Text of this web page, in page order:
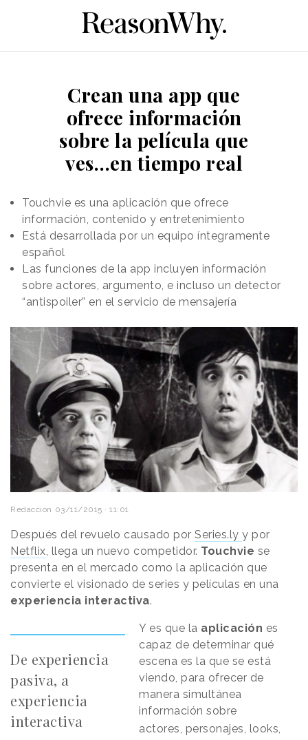
Crean una app que
ofrece información
sobre la película que
ves…en tiempo real
Touchvie es una aplicación que ofrece
información, contenido y entretenimiento
Está desarrollada por un equipo íntegramente
español
Las funciones de la app incluyen información
sobre actores, argumento, e incluso un detector
“antispoiler” en el servicio de mensajería
Redacción 03/11/2015 · 11:01
Después del revuelo causado por Series.ly y por
Netflix, llega un nuevo competidor. Touchvie se
presenta en el mercado como la aplicación que
convierte el visionado de series y películas en una
experiencia interactiva.
De experiencia
pasiva, a
experiencia
interactiva
Y es que la aplicación es
capaz de determinar qué
escena es la que se está
viendo, para ofrecer de
manera simultánea
información sobre
actores, personajes, looks,